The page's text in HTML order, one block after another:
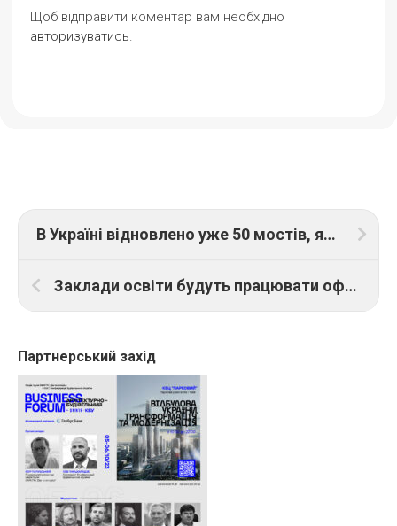
Щоб відправити коментар вам необхідно
авторизуватись.
В Україні відновлено уже 50 мостів, які були знищені від початку російського вторгнення
Заклади освіти будуть працювати офлайн лише з кількістю дітей, які можуть перебувати у сховищі в момент тривоги
Партнерський захід